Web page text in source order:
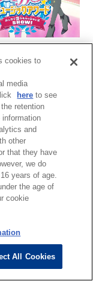
んなで賞をもら
SHOW！
cookies to
media
here to see
retention
and
other
that they have
we do
years of age.
the age of
cookie
All Cookies